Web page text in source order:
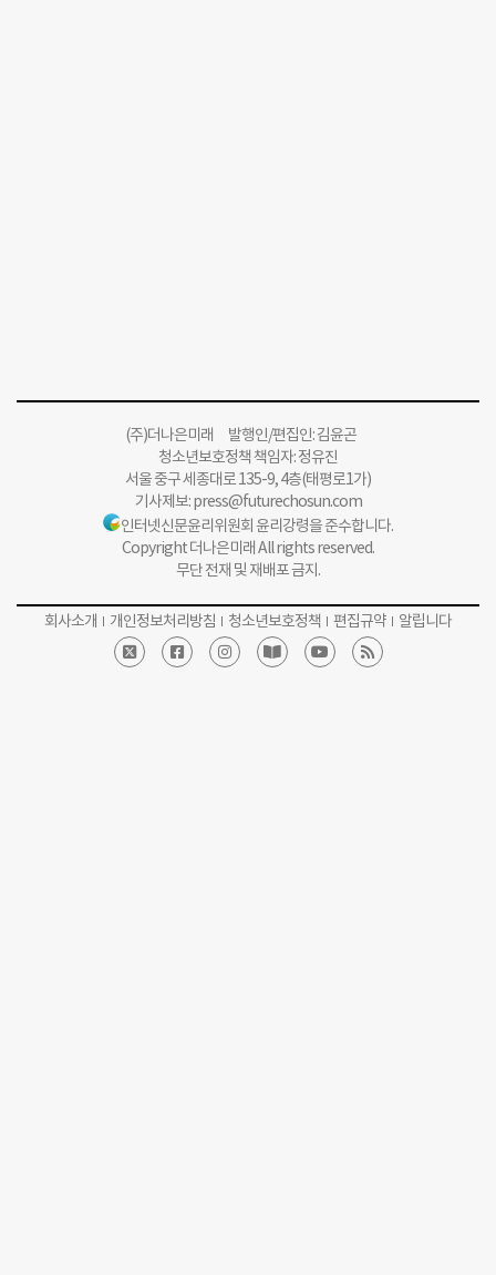
(주)더나은미래 발행인/편집인: 김윤곤
청소년보호정책 책임자: 정유진
서울 중구 세종대로 135-9, 4층(태평로1가)
기사제보:press@futurechosun.com
인터넷신문윤리위원회 윤리강령을 준수합니다.
Copyright 더나은미래 All rights reserved.
무단 전재 및 재배포 금지.
회사소개 개인정보처리방침 청소년보호정책 편집규약 알립니다